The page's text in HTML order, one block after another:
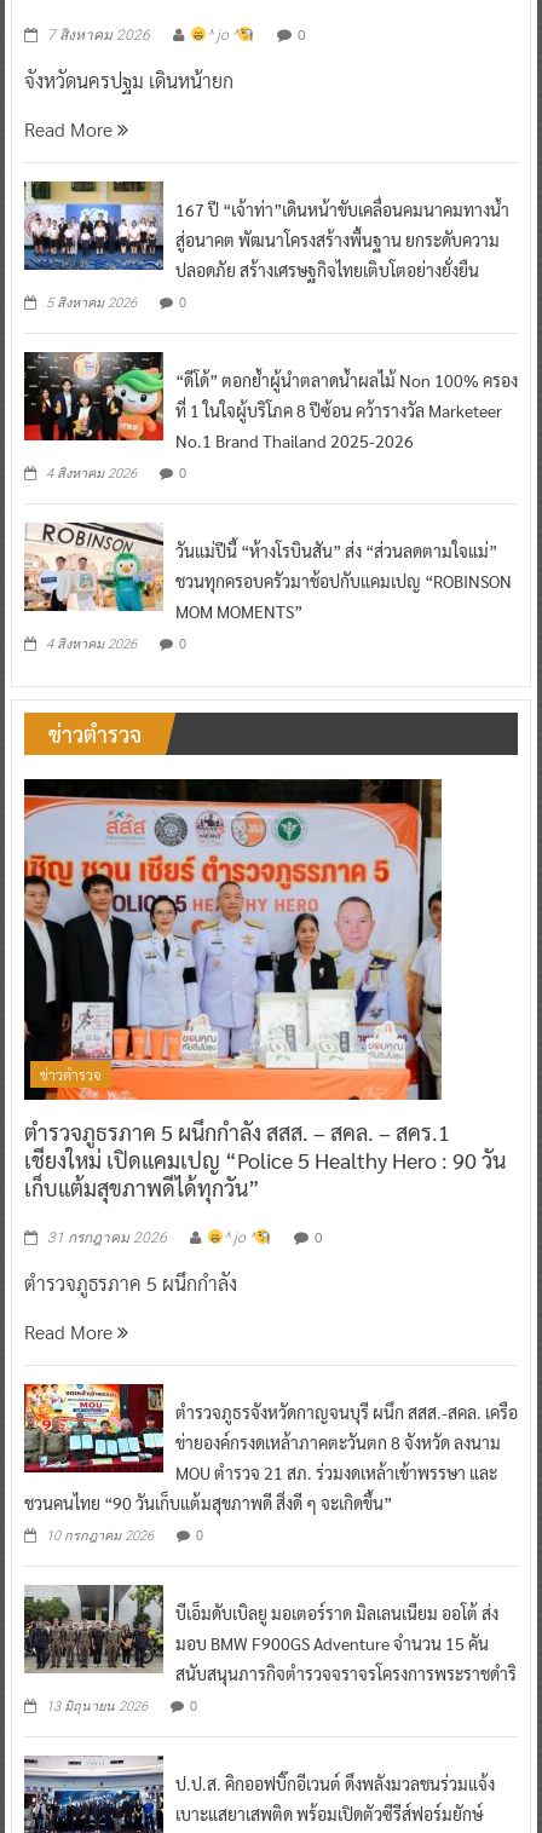
7 สิงหาคม 2026 ^ jo ^ 0
จังหวัดนครปฐม เดินหน้ายก
Read More
167 ปี “เจ้าท่า”เดินหน้าขับเคลื่อนคมนาคมทางน้ำ
สู่อนาคต พัฒนาโครงสร้างพื้นฐาน ยกระดับความ
ปลอดภัย สร้างเศรษฐกิจไทยเติบโตอย่างยั่งยืน
5 สิงหาคม 2026 0
“ดีโด้” ตอกย้ำผู้นำตลาดน้ำผลไม้ Non 100% ครอง
ที่ 1 ในใจผู้บริโภค 8 ปีซ้อน คว้ารางวัล Marketeer
No.1 Brand Thailand 2025-2026
4 สิงหาคม 2026 0
วันแม่ปีนี้ “ห้างโรบินสัน” ส่ง “ส่วนลดตามใจแม่”
ชวนทุกครอบครัวมาช้อปกับแคมเปญ “ROBINSON
MOM MOMENTS”
4 สิงหาคม 2026 0
ข่าวตำรวจ
ข่าวตำรวจ
ตำรวจภูธรภาค 5 ผนึกกำลัง สสส. – สคล. – สคร.1
เชียงใหม่ เปิดแคมเปญ “Police 5 Healthy Hero : 90 วัน
เก็บแต้มสุขภาพดีได้ทุกวัน”
31 กรกฎาคม 2026 ^ jo ^ 0
ตำรวจภูธรภาค 5 ผนึกกำลัง
Read More
ตำรวจภูธรจังหวัดกาญจนบุรี ผนึก สสส.-สคล. เครือ
ข่ายองค์กรงดเหล้าภาคตะวันตก 8 จังหวัด ลงนาม
MOU ตำรวจ 21 สภ. ร่วมงดเหล้าเข้าพรรษา และ
ชวนคนไทย “90 วันเก็บแต้มสุขภาพดี สิ่งดี ๆ จะเกิดขึ้น”
10 กรกฎาคม 2026 0
บีเอ็มดับเบิลยู มอเตอร์ราด มิลเลนเนียม ออโต้ ส่ง
มอบ BMW F900GS Adventure จำนวน 15 คัน
สนับสนุนภารกิจตำรวจจราจรโครงการพระราชดำริ
13 มิถุนายน 2026 0
ป.ป.ส. คิกออฟบิ๊กอีเวนต์ ดึงพลังมวลชนร่วมแจ้ง
เบาะแสยาเสพติด พร้อมเปิดตัวซีรีส์ฟอร์มยักษ์